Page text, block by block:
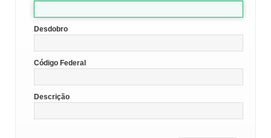
Desdobro
Código Federal
Descrição